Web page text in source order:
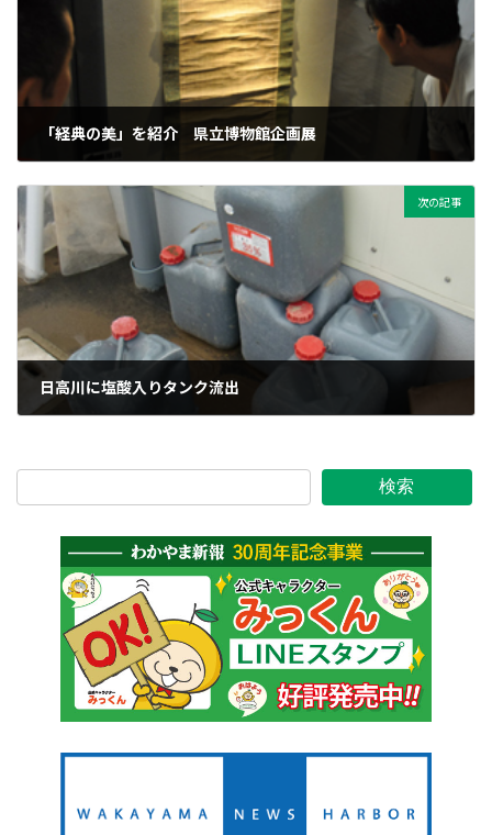
「経典の美」を紹介 県立博物館企画展
次の記事
日高川に塩酸入りタンク流出
検索